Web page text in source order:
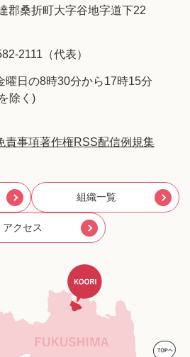
桑折町大字谷地字道下22
2111（代表）
曜日の8時30分から17時15分
除く)
責事項著作権RSS配信例規集
組織一覧
アクセス